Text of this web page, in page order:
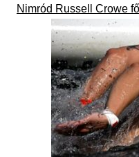
Nimród Russell Crowe